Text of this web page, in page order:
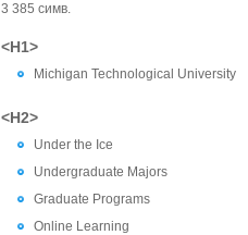
3 385 симв.
<H1>
Michigan Technological University
<H2>
Under the Ice
Undergraduate Majors
Graduate Programs
Online Learning